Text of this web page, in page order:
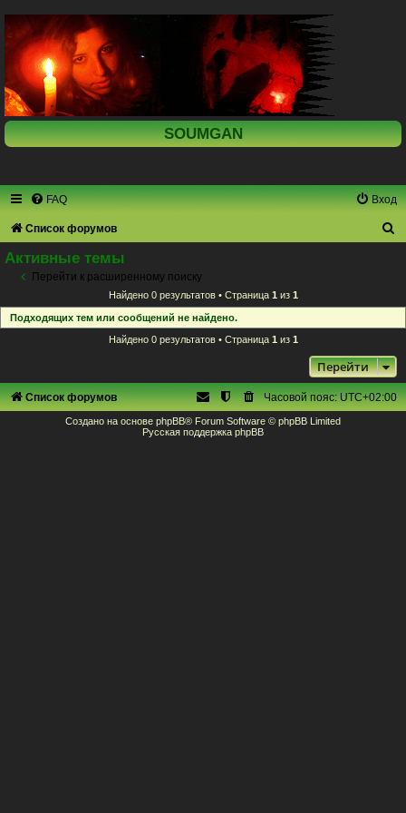
SOUMGAN
FAQ Вход
Список форумов
Активные темы
Перейти к расширенному поиску
Найдено 0 результатов • Страница 1 из 1
Подходящих тем или сообщений не найдено.
Найдено 0 результатов • Страница 1 из 1
Перейти
Список форумов Часовой пояс:UTC+02:00
Создано на основе phpBB® Forum Software © phpBB Limited
Русская поддержка phpBB